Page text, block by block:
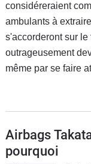
considéreraient
ambulants à
s'accorderont sur
outrageusement
même par se faire
Airbags
pourquoi